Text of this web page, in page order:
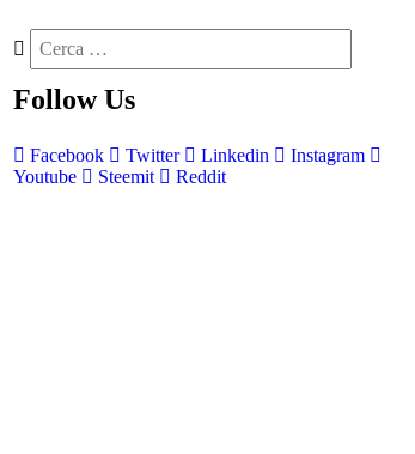
Follow Us
Facebook Twitter Linkedin
Instagram
Youtube
Steemit Reddit